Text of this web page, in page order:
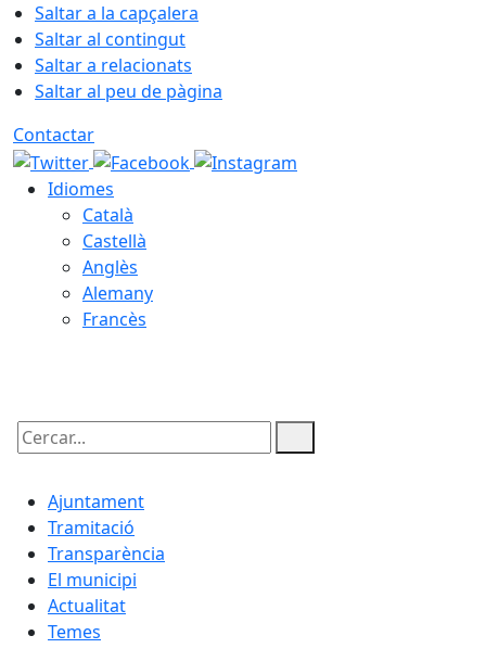
Saltar a la capçalera
Saltar al contingut
Saltar a relacionats
Saltar al peu de pàgina
Contactar
Idiomes
Català
Castellà
Anglès
Alemany
Francès
Cercar:
Ajuntament
Tramitació
Transparència
El municipi
Actualitat
Temes